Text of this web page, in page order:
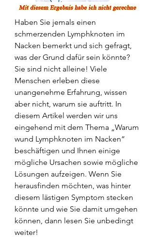
Haben Sie jemals einen
schmerzenden Lymphknoten im
Nacken bemerkt und sich gefragt,
was der Grund dafür sein könnte?
Sie sind nicht alleine! Viele
Menschen erleben diese
unangenehme Erfahrung, wissen
aber nicht, warum sie auftritt. In
diesem Artikel werden wir uns
eingehend mit dem Thema „Warum
wund Lymphknoten im Nacken“
beschäftigen und Ihnen einige
mögliche Ursachen sowie mögliche
Lösungen aufzeigen. Wenn Sie
herausfinden möchten, was hinter
diesem lästigen Symptom stecken
könnte und wie Sie damit umgehen
können, dann lesen Sie unbedingt
weiter!